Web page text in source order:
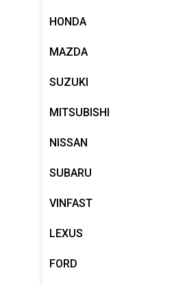
HONDA
MAZDA
SUZUKI
MITSUBISHI
NISSAN
SUBARU
VINFAST
LEXUS
FORD